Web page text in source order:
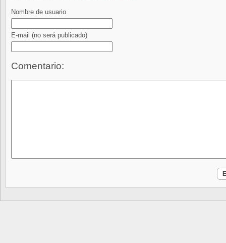
Nombre de usuario
E-mail (no será publicado)
Comentario: